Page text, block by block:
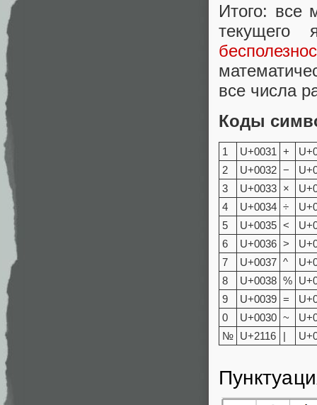
Итого: все
текущего
все числа
Коды
1 U+0031 +
2
U+0032 −
3
U+0033 ×
4
U+0034 ÷
5
U+0035 <
6
U+0036 >
7
U+0037 ^
8
U+0038 %
9
U+0039 =
0
U+0030 ~
№ U+2116 |